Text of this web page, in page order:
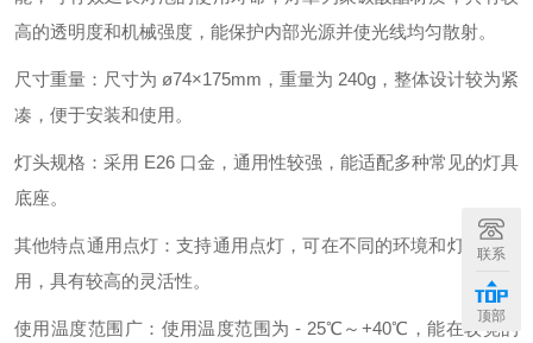
高的透明度和机械强度，能保护内部光源并使光线均匀散射。
尺寸重量：尺寸为 ø74×175mm，重量为 240g，整体设计较为紧
凑，便于安装和使用。
灯头规格：采用 E26 口金，通用性较强，能适配多种常见的灯具
底座。
其他特点通用点灯：支持通用点灯，可在不同的环境和灯具中使
用，具有较高的灵活性。
使用温度范围广：使用温度范围为 - 25℃～+40℃，能在较宽的
联系
顶部